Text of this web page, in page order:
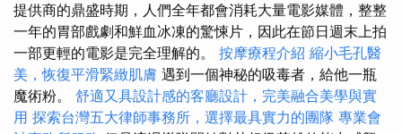
提供商的鼎盛時期，人們全年都會消耗大量電影媒體，整整
一年的胃部戲劇和鮮血冰凍的驚悚片，因此在節日週末上拍
一部更輕的電影是完全理解的。 按摩療程介紹 縮小毛孔醫
美，恢復平滑緊緻肌膚 遇到一個神秘的吸毒者，給他一瓶
魔術粉。 舒適又具設計感的客廳設計，完美融合美學與實
用 探索台灣五大律師事務所，選擇最具實力的團隊 專業會